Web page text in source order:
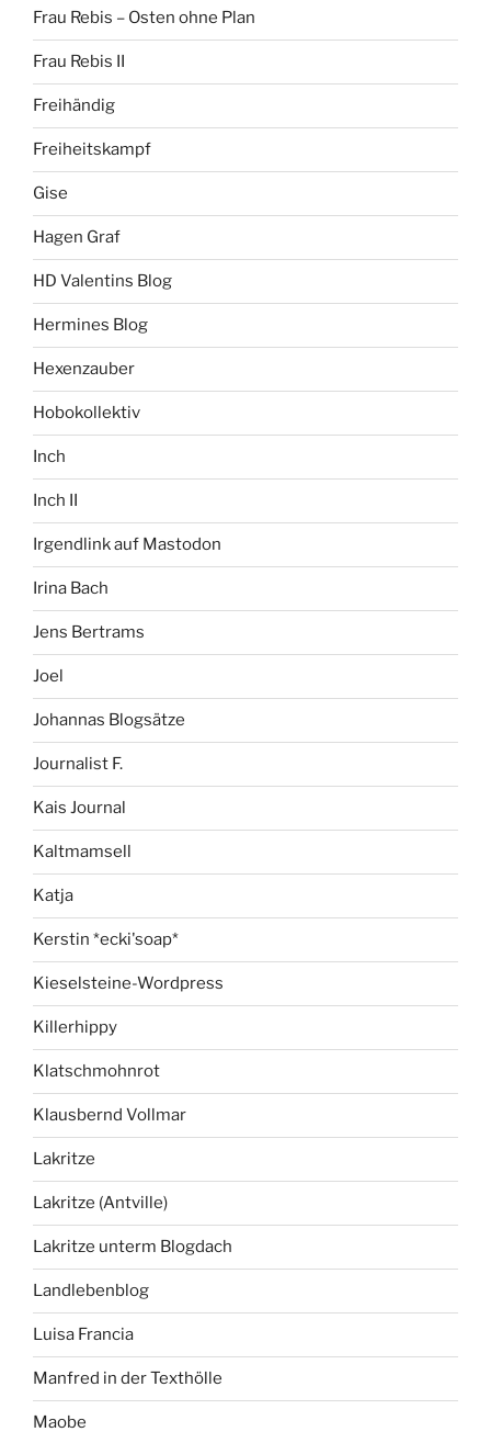
Frau Rebis – Osten ohne Plan
Frau Rebis II
Freihändig
Freiheitskampf
Gise
Hagen Graf
HD Valentins Blog
Hermines Blog
Hexenzauber
Hobokollektiv
Inch
Inch II
Irgendlink auf Mastodon
Irina Bach
Jens Bertrams
Joel
Johannas Blogsätze
Journalist F.
Kais Journal
Kaltmamsell
Katja
Kerstin *ecki'soap*
Kieselsteine-Wordpress
Killerhippy
Klatschmohnrot
Klausbernd Vollmar
Lakritze
Lakritze (Antville)
Lakritze unterm Blogdach
Landlebenblog
Luisa Francia
Manfred in der Texthölle
Maobe